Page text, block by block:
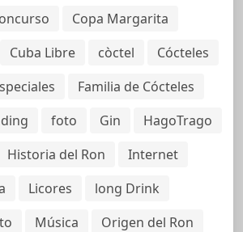
Copa Margarita
Cuba Libre còctel
Cócteles
Familia de Cócteles
foto Gin
HagoTrago
Historia del Ron
Internet
Licores
long Drink
Música
Origen del Ron